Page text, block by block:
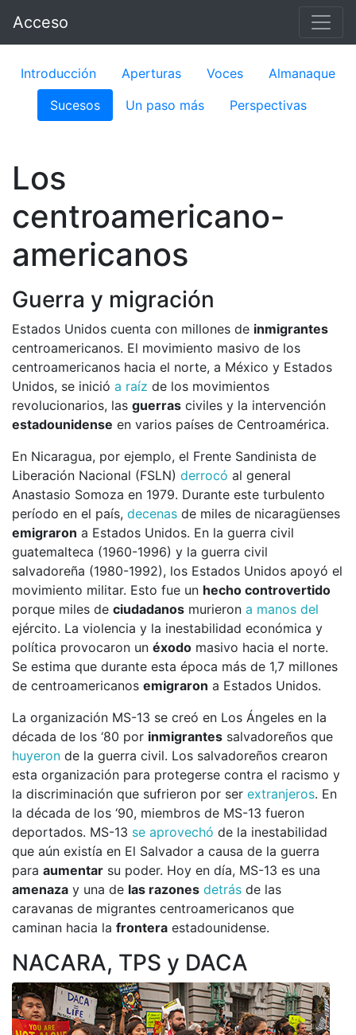
Acceso
Introducción Aperturas Voces
Almanaque
Sucesos
Un paso más Perspectivas
Los
centroamericano-
americanos
Guerra y migración
Estados Unidos cuenta con millones de inmigrantes
centroamericanos. El movimiento masivo de los
centroamericanos hacia el norte, a México y Estados
Unidos, se inició a raíz de los movimientos
revolucionarios, las guerras civiles y la intervención
estadounidense en varios países de Centroamérica.
En Nicaragua, por ejemplo, el Frente Sandinista de
Liberación Nacional (FSLN) derrocó al general
Anastasio Somoza en 1979. Durante este turbulento
período en el país, decenas de miles de nicaragüenses
emigraron a Estados Unidos. En la guerra civil
guatemalteca (1960-1996) y la guerra civil
salvadoreña (1980-1992), los Estados Unidos apoyó el
movimiento militar. Esto fue un hecho controvertido
porque miles de ciudadanos murieron a manos del
ejército. La violencia y la inestabilidad económica y
política provocaron un éxodo masivo hacia el norte.
Se estima que durante esta época más de 1,7 millones
de centroamericanos emigraron a Estados Unidos.
La organización MS-13 se creó en Los Ángeles en la
década de los ‘80 por inmigrantes salvadoreños que
huyeron de la guerra civil. Los salvadoreños crearon
esta organización para protegerse contra el racismo y
la discriminación que sufrieron por ser extranjeros. En
la década de los ‘90, miembros de MS-13 fueron
deportados. MS-13 se aprovechó de la inestabilidad
que aún existía en El Salvador a causa de la guerra
para aumentar su poder. Hoy en día, MS-13 es una
amenaza y una de las razones detrás de las
caravanas de migrantes centroamericanos que
caminan hacia la frontera estadounidense.
NACARA, TPS y DACA